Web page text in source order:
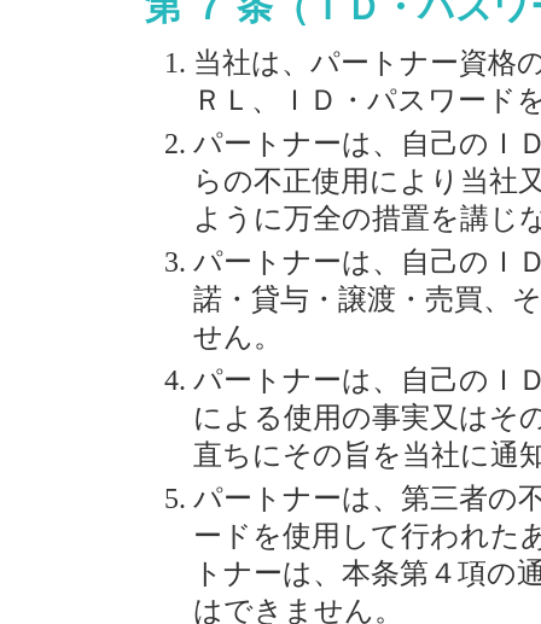
当社は、パートナー資格
ＲＬ、ＩＤ・パスワード
パートナーは、自己のＩ
らの不正使用により当社
ように万全の措置を講じ
パートナーは、自己のＩ
諾・貸与・譲渡・売買、
せん。
パートナーは、自己のＩ
による使用の事実又はそ
直ちにその旨を当社に通
パートナーは、第三者の
ードを使用して行われた
トナーは、本条第４項の
はできません。